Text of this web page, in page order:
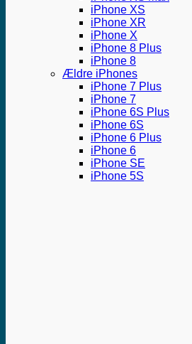
iPhone XS
iPhone XR
iPhone X
iPhone 8 Plus
iPhone 8
Ældre iPhones
iPhone 7 Plus
iPhone 7
iPhone 6S Plus
iPhone 6S
iPhone 6 Plus
iPhone 6
iPhone SE
iPhone 5S